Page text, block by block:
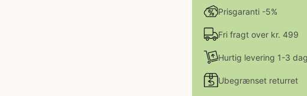
Prisgaranti -5%
Fri fragt over kr. 499
Hurtig levering 1-3
Ubegrænset returret